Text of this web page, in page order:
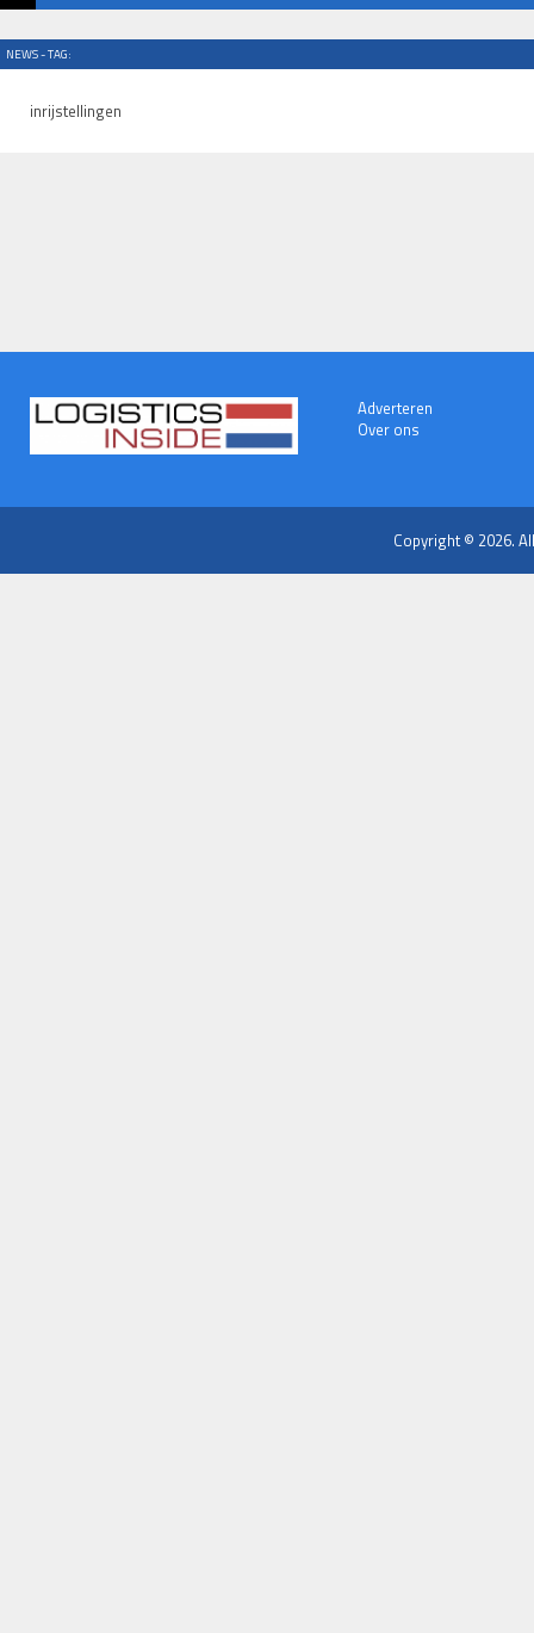
NEWS - TAG:
inrijstellingen
Adverteren
Over ons
Copyright © 2026.